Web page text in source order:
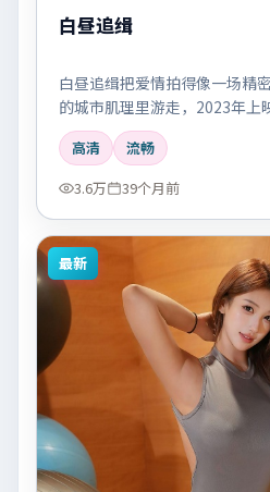
白昼追缉
白昼追缉把爱情拍得像一场精
的城市肌理里游走，2023年上
高清
流畅
3.6万
39个月前
最新